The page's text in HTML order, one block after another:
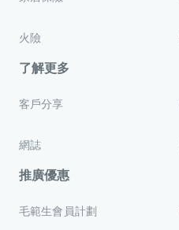
火險
了解更多
客戶分享
網誌
推廣優惠
毛範生會員計劃